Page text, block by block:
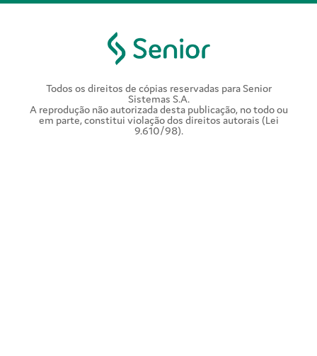
Todos os direitos de cópias reservadas para Senior
Sistemas S.A.
A reprodução não autorizada desta publicação, no todo ou
em parte, constitui violação dos direitos autorais (Lei
9.610/98).